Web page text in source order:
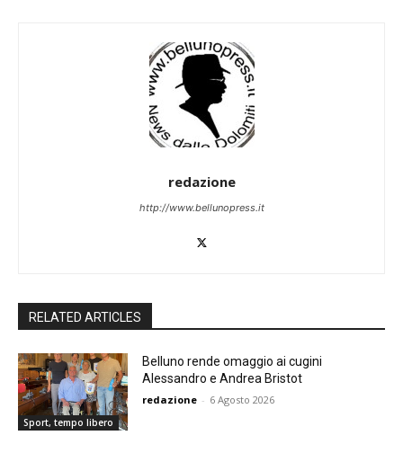
redazione
http://www.bellunopress.it
RELATED ARTICLES
Sport, tempo libero
Belluno rende omaggio ai cugini
Alessandro e Andrea Bristot
redazione - 6 Agosto 2026